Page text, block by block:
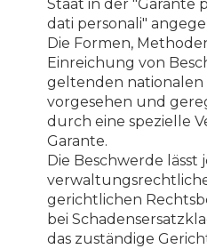
Staat in der "Garante
dati personali"
Die Formen,
Einreichung von
geltenden nationalen
vorgesehen und
durch eine spezielle
Garante.
Die Beschwerde lässt
gerichtlichen
bei
das zuständige